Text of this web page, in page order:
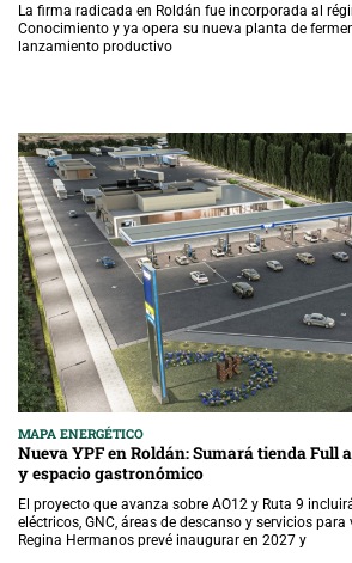
La firma radicada en Roldán fue incorporada al
Conocimiento y ya opera su nueva planta de
lanzamiento productivo
MAPA ENERGÉTICO
Nueva YPF en Roldán: Sumará tienda
y espacio gastronómico
El proyecto que avanza sobre AO12 y Ruta 9
eléctricos, GNC, áreas de descanso y servicios para
Regina Hermanos prevé inaugurar en 2027 y